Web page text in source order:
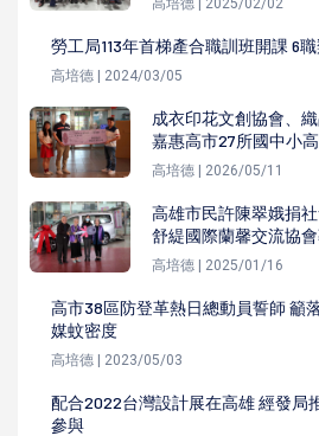
勞工局113年首梯產合職訓班開課 6
高培德 | 2024/03/05
成衣印花文創協會、
嘉惠高市27所國中小
高培德 | 2026/05/11
高雄市民許陳翠娥捐
舒緹國際蘭馨交流協
高培德 | 2025/01/16
高市38區防登革熱日總動員誓師 籲
媒蚊密度
高培德 | 2023/05/03
配合2022台灣設計展在高雄 經發局
參與